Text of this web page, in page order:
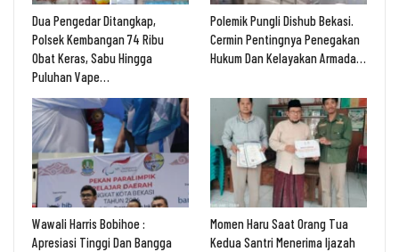
Dua Pengedar Ditangkap,
Polsek Kembangan 74 Ribu
Obat Keras, Sabu Hingga
Puluhan Vape…
Polemik Pungli Dishub Bekasi.
Cermin Pentingnya Penegakan
Hukum Dan Kelayakan Armada…
Wawali Harris Bobihoe :
Apresiasi Tinggi Dan Bangga
Momen Haru Saat Orang Tua
Kedua Santri Menerima Ijazah